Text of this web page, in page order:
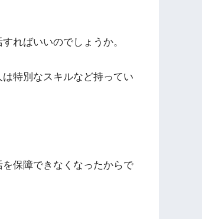
ればいいのでしょうか。
特別なスキルなど持ってい
保障できなくなったからで